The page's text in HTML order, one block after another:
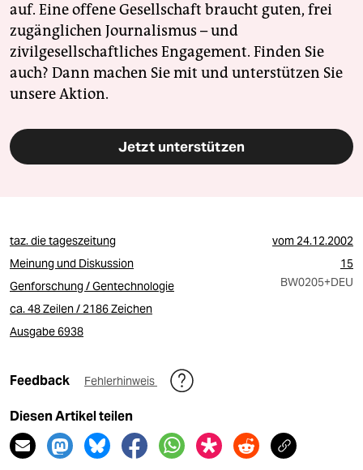
auf. Eine offene Gesellschaft braucht guten, frei
zugänglichen Journalismus – und
zivilgesellschaftliches Engagement. Finden Sie
auch? Dann machen Sie mit und unterstützen Sie
unsere Aktion.
Jetzt unterstützen
taz. die tageszeitung vom24.12.2002
Meinung und Diskussion
15
Genforschung / Gentechnologie
BW0205+DEU
ca. 48 Zeilen / 2186 Zeichen
Ausgabe 6938
Feedback Fehlerhinweis
Diesen Artikel teilen